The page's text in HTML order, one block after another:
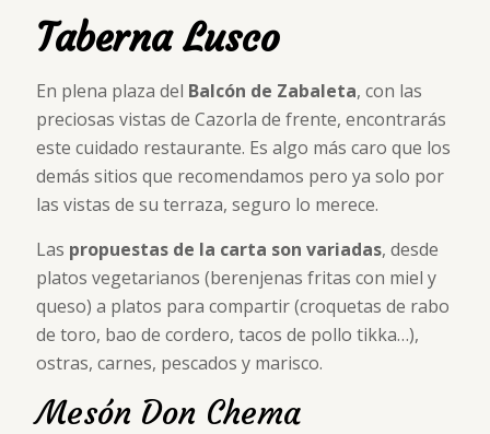
Taberna Lusco
En plena plaza del Balcón de Zabaleta, con las
preciosas vistas de Cazorla de frente, encontrarás
este cuidado restaurante. Es algo más caro que los
demás sitios que recomendamos pero ya solo por
las vistas de su terraza, seguro lo merece.
Las propuestas de la carta son variadas, desde
platos vegetarianos (berenjenas fritas con miel y
queso) a platos para compartir (croquetas de rabo
de toro, bao de cordero, tacos de pollo tikka…),
ostras, carnes, pescados y marisco.
Mesón Don Chema